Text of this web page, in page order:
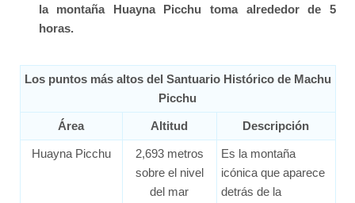
la montaña Huayna Picchu toma alrededor de 5
horas.
Los puntos más altos del Santuario Histórico de Machu
Picchu
Área Altitud Descripción
Huayna Picchu
2,693 metros
sobre el nivel
del mar
Es la montaña
icónica que aparece
detrás de la